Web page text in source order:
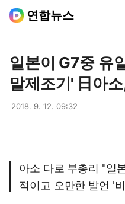
연합뉴스
일본이 G7중 유
말제조기' 日아
2018. 9. 12. 09:32
아소 다로 부총리 "일
적이고 오만한 발언 '